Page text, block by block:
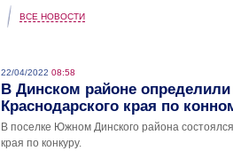
ВСЕ НОВОСТИ
22/04/2022 08:58
В Динском районе
Краснодарского края по
В поселке Южном Динского района
края по конкуру.